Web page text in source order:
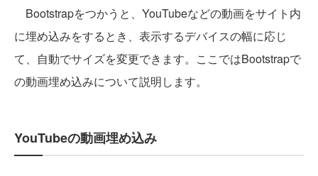
Bootstrapをつかうと、YouTubeなどの動画をサイト内
に埋め込みをするとき、表示するデバイスの幅に応じ
て、自動でサイズを変更できます。ここではBootstrapで
の動画埋め込みについて説明します。
YouTubeの動画埋め込み